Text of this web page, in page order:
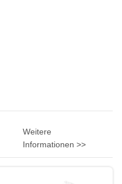
Weitere
Informationen >>